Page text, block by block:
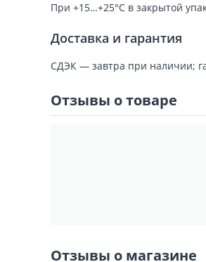
При +15…+25°C в закрытой
Доставка и гарантия
СДЭК — завтра при наличии;
Отзывы о товаре
Отзывы о магазине